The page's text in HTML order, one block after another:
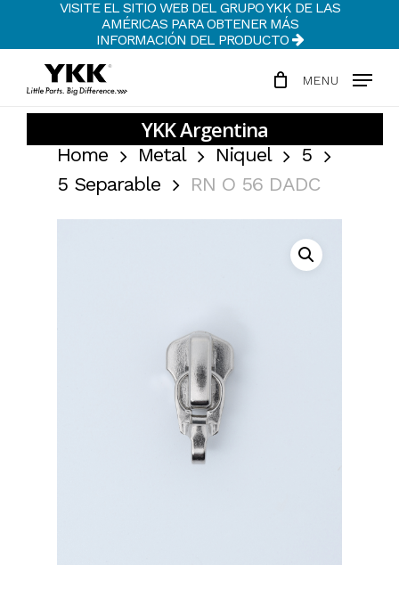
content
MENU
VISITE EL SITIO WEB DEL GRUPO YKK DE LAS
AMÉRICAS PARA OBTENER MÁS
INFORMACIÓN DEL PRODUCTO
Home Metal Niquel
5
5 Separable
RN O 56 DADC